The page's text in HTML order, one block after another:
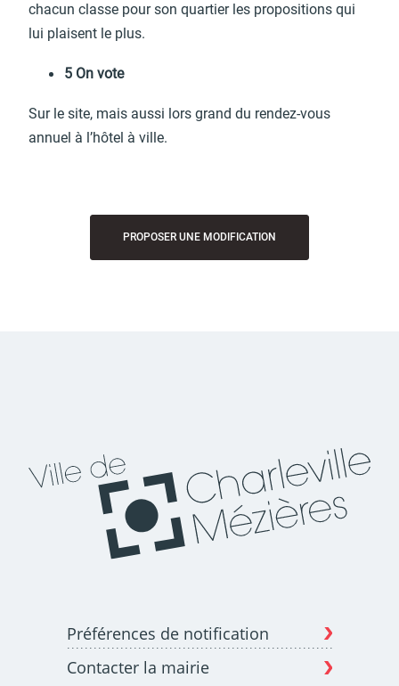
Demande de panneaux
électroniques
Offres d'emploi
chacun classe pour son quar­tier les propo­si­tions qui
lui plaisent le plus.
5 On vote
Sur le site, mais aussi lors grand du rendez-vous
annuel à l’hô­tel à ville.
PROPOSER UNE MODIFICATION
Préférences de notification
Contacter la mairie